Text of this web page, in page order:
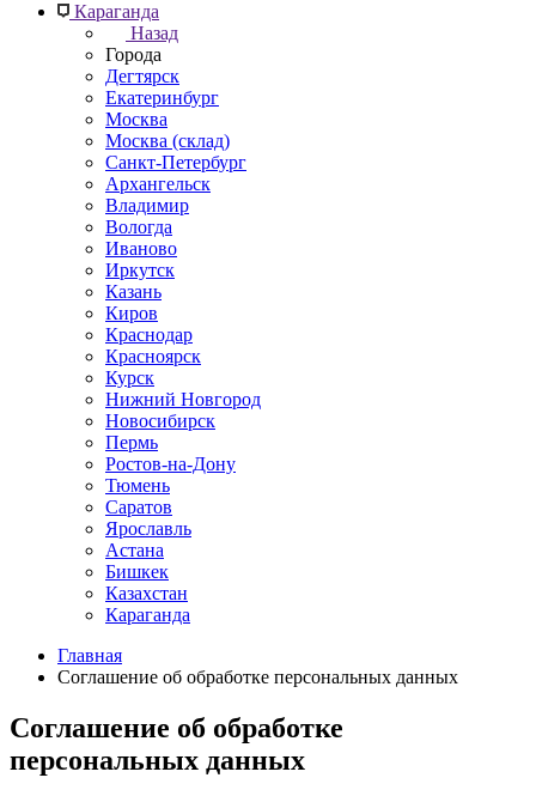
Караганда
Назад
Города
Дегтярск
Екатеринбург
Москва
Москва (склад)
Санкт-Петербург
Архангельск
Владимир
Вологда
Иваново
Иркутск
Казань
Киров
Краснодар
Красноярск
Курск
Нижний Новгород
Новосибирск
Пермь
Ростов-на-Дону
Тюмень
Саратов
Ярославль
Астана
Бишкек
Казахстан
Караганда
Главная
Cоглашение об обработке персональных данных
Cоглашение об обработке
персональных данных